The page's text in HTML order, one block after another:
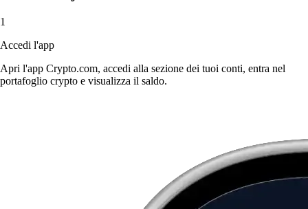
1
Accedi l'app
Apri l'app Crypto.com, accedi alla sezione dei tuoi conti, entra nel
portafoglio crypto e visualizza il saldo.